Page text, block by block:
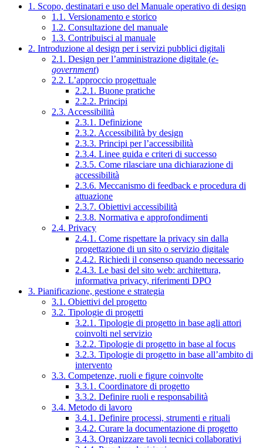
1. Scopo, destinatari e uso del Manuale operativo di design
1.1. Versionamento e storico
1.2. Consultazione del manuale
1.3. Contribuisci al manuale
2. Introduzione al design per i servizi pubblici digitali
2.1. Design per l’amministrazione digitale (e-
government)
2.2. L’approccio progettuale
2.2.1. Buone pratiche
2.2.2. Principi
2.3. Accessibilità
2.3.1. Definizione
2.3.2. Accessibilità by design
2.3.3. Principi per l’accessibilità
2.3.4. Linee guida e criteri di successo
2.3.5. Come rilasciare una dichiarazione di
accessibilità
2.3.6. Meccanismo di feedback e procedura di
attuazione
2.3.7. Obiettivi accessibilità
2.3.8. Normativa e approfondimenti
2.4. Privacy
2.4.1. Come rispettare la privacy sin dalla
progettazione di un sito o servizio digitale
2.4.2. Richiedi il consenso quando necessario
2.4.3. Le basi del sito web: architettura,
informativa privacy, riferimenti DPO
3. Pianificazione, gestione e strategia
3.1. Obiettivi del progetto
3.2. Tipologie di progetti
3.2.1. Tipologie di progetto in base agli attori
coinvolti nel servizio
3.2.2. Tipologie di progetto in base al focus
3.2.3. Tipologie di progetto in base all’ambito di
intervento
3.3. Competenze, ruoli e figure coinvolte
3.3.1. Coordinatore di progetto
3.3.2. Definire ruoli e responsabilità
3.4. Metodo di lavoro
3.4.1. Definire processi, strumenti e rituali
3.4.2. Curare la documentazione di progetto
3.4.3. Organizzare tavoli tecnici collaborativi